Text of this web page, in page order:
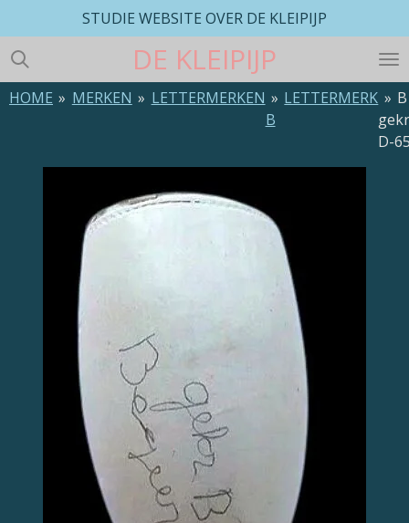
direct
naar
de
hoofdinhoud
DE KLEIPIJP
STUDIE WEBSITE OVER DE KLEIPIJP
HOME » MERKEN » LETTERMERKEN » LETTERMERK
B
» B
D-